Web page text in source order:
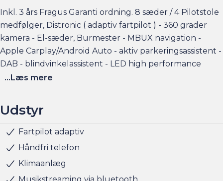
Inkl. 3 års Fragus Garanti ordning. 8 sæder / 4 Pilotstole
medfølger, Distronic ( adaptiv fartpilot ) - 360 grader
kamera - El-sæder, Burmester - MBUX navigation -
Apple Carplay/Android Auto - aktiv parkeringsassistent -
DAB - blindvinkelassistent - LED high performance
forlygter med automatisk fjernlys - mørktonede
udstyrsliste
Pilotstole kan medfølge (6 pladser )
...Læs mere
Udstyr
Fartpilot adaptiv
Håndfri telefon
Klimaanlæg
El-foldbare spejle m. varme
DAB radio
Bakkamera
Burmester
Bilen er på lager til hurtig levering
Blindvinkelassistent
Startspærre
Træthedsregistrering
Vejbaneassistent
Skiltegenkendelse
Aut. nedblændeligt bakspejl
Automatisk op-/nedblænding
BEMÆRK KM
Navigation
Metallak